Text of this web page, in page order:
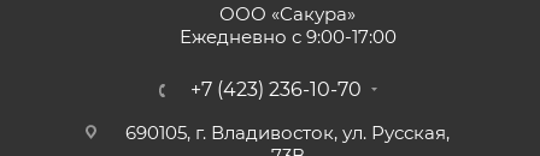
ООО «Сакура»
Ежедневно с 9:00-17:00
+7 (423) 236-10-70
690105, г. Владивосток, ул. Русская,